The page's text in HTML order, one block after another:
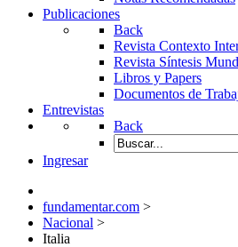
Publicaciones
Back
Revista Contexto
Revista Síntesis
Libros y Papers
Documentos de
Entrevistas
Back
Ingresar
fundamentar.com >
Nacional >
Italia